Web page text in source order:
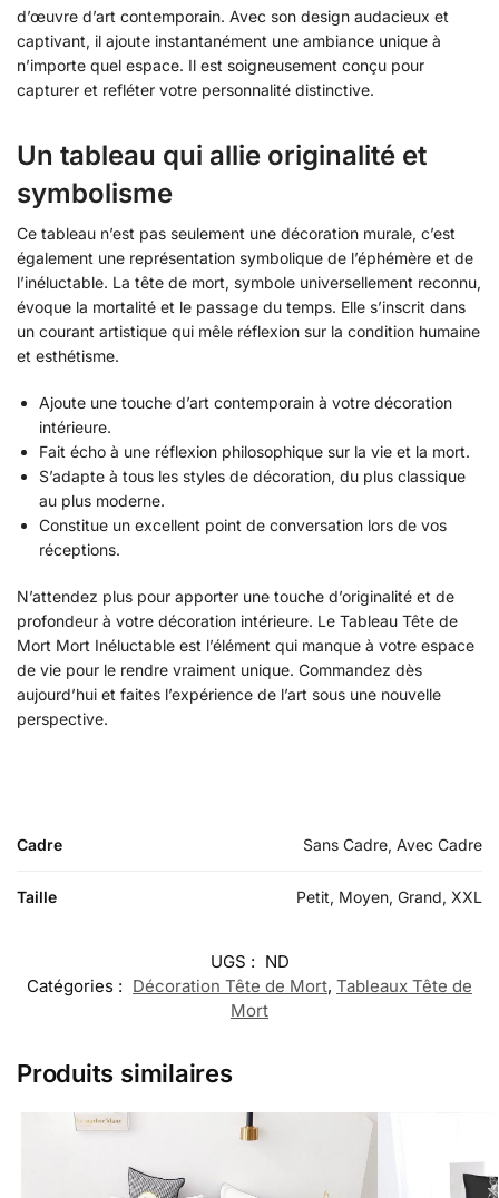
d’œuvre d’art contemporain. Avec son design audacieux et
captivant, il ajoute instantanément une ambiance unique à
n’importe quel espace. Il est soigneusement conçu pour
capturer et refléter votre personnalité distinctive.
Un tableau qui allie originalité et
symbolisme
Ce tableau n’est pas seulement une décoration murale, c’est
également une représentation symbolique de l’éphémère et de
l’inéluctable. La tête de mort, symbole universellement reconnu,
évoque la mortalité et le passage du temps. Elle s’inscrit dans
un courant artistique qui mêle réflexion sur la condition humaine
et esthétisme.
Ajoute une touche d’art contemporain à votre décoration
intérieure.
Fait écho à une réflexion philosophique sur la vie et la mort.
S’adapte à tous les styles de décoration, du plus classique
au plus moderne.
Constitue un excellent point de conversation lors de vos
réceptions.
N’attendez plus pour apporter une touche d’originalité et de
profondeur à votre décoration intérieure. Le Tableau Tête de
Mort Mort Inéluctable est l’élément qui manque à votre espace
de vie pour le rendre vraiment unique. Commandez dès
aujourd’hui et faites l’expérience de l’art sous une nouvelle
perspective.
Cadre Sans Cadre, Avec Cadre
Taille Petit, Moyen, Grand, XXL
UGS : ND
Catégories : Décoration Tête de Mort, Tableaux Tête de
Mort
Produits similaires